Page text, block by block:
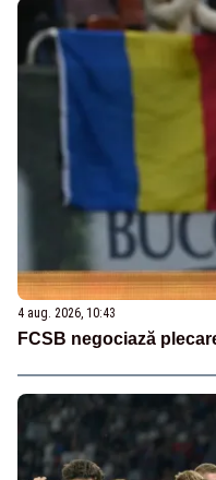
4 aug. 2026, 10:43
FCSB negociază